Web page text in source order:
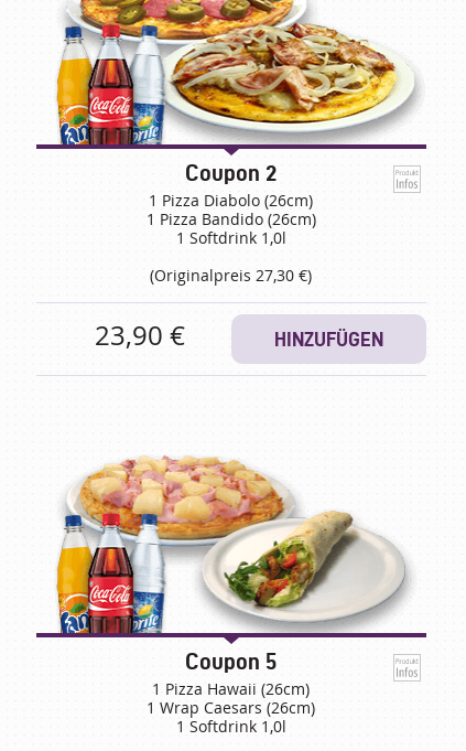
Coupon 2
1 Pizza Diabolo (26cm)
1 Pizza Bandido (26cm)
1 Softdrink 1,0l
(Originalpreis 27,30 €)
23,90 € HINZUFÜGEN
Coupon 5
1 Pizza Hawaii (26cm)
1 Wrap Caesars (26cm)
1 Softdrink 1,0l